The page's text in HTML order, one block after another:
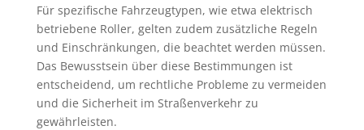
Für spezifische Fahrzeugtypen, wie etwa elektrisch
betriebene Roller, gelten zudem zusätzliche Regeln
und Einschränkungen, die beachtet werden müssen.
Das Bewusstsein über diese Bestimmungen ist
entscheidend, um rechtliche Probleme zu vermeiden
und die Sicherheit im Straßenverkehr zu
gewährleisten.